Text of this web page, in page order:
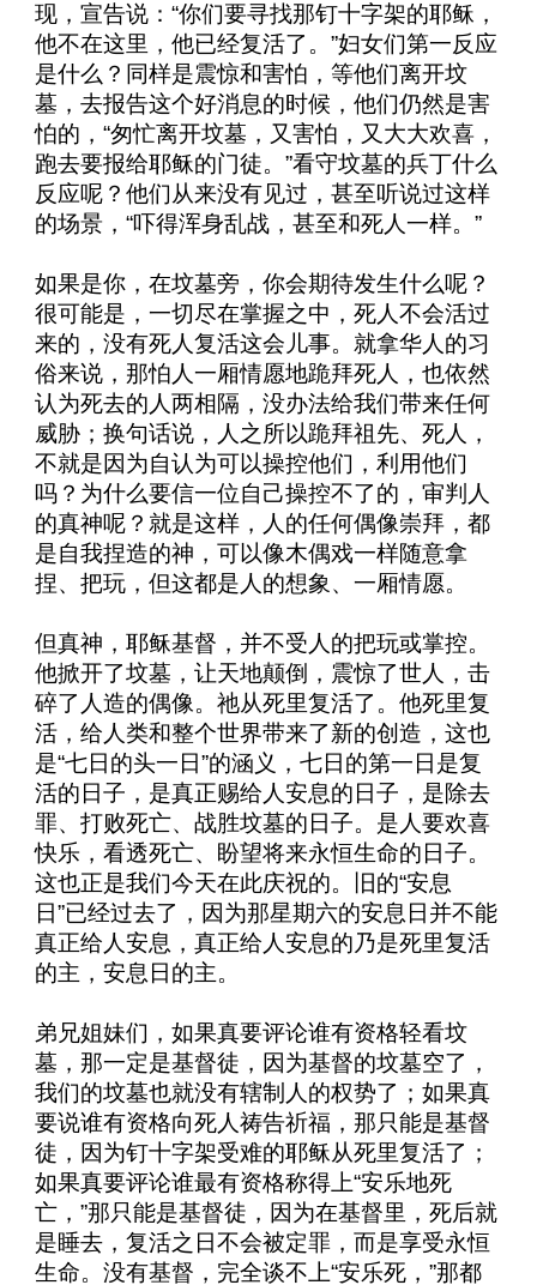
现，宣告说：“你们要寻找那钉十字架的耶稣，
他不在这里，他已经复活了。”妇女们第一反应
是什么？同样是震惊和害怕，等他们离开坟
墓，去报告这个好消息的时候，他们仍然是害
怕的，“匆忙离开坟墓，又害怕，又大大欢喜，
跑去要报给耶稣的门徒。”看守坟墓的兵丁什么
反应呢？他们从来没有见过，甚至听说过这样
的场景，“吓得浑身乱战，甚至和死人一样。”
如果是你，在坟墓旁，你会期待发生什么呢？
很可能是，一切尽在掌握之中，死人不会活过
来的，没有死人复活这会儿事。就拿华人的习
俗来说，那怕人一厢情愿地跪拜死人，也依然
认为死去的人两相隔，没办法给我们带来任何
威胁；换句话说，人之所以跪拜祖先、死人，
不就是因为自认为可以操控他们，利用他们
吗？为什么要信一位自己操控不了的，审判人
的真神呢？就是这样，人的任何偶像崇拜，都
是自我捏造的神，可以像木偶戏一样随意拿
捏、把玩，但这都是人的想象、一厢情愿。
但真神，耶稣基督，并不受人的把玩或掌控。
他掀开了坟墓，让天地颠倒，震惊了世人，击
碎了人造的偶像。祂从死里复活了。他死里复
活，给人类和整个世界带来了新的创造，这也
是“七日的头一日”的涵义，七日的第一日是复
活的日子，是真正赐给人安息的日子，是除去
罪、打败死亡、战胜坟墓的日子。是人要欢喜
快乐，看透死亡、盼望将来永恒生命的日子。
这也正是我们今天在此庆祝的。旧的“安息
日”已经过去了，因为那星期六的安息日并不能
真正给人安息，真正给人安息的乃是死里复活
的主，安息日的主。
弟兄姐妹们，如果真要评论谁有资格轻看坟
墓，那一定是基督徒，因为基督的坟墓空了，
我们的坟墓也就没有辖制人的权势了；如果真
要说谁有资格向死人祷告祈福，那只能是基督
徒，因为钉十字架受难的耶稣从死里复活了；
如果真要评论谁最有资格称得上“安乐地死
亡，”那只能是基督徒，因为在基督里，死后就
是睡去，复活之日不会被定罪，而是享受永恒
生命。没有基督，完全谈不上“安乐死，”那都